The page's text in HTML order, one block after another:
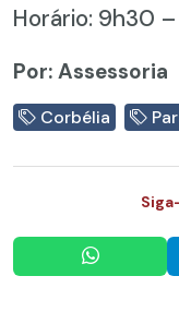
Horário: 9h30
Por: Assessoria
Corbélia